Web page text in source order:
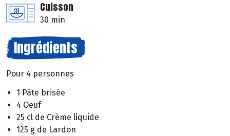
Cuisson
30 min
Ingrédients
Pour 4 personnes
1 Pâte brisée
4 Oeuf
25 cl de Crème liquide
125 g de Lardon